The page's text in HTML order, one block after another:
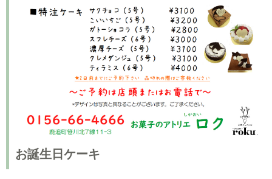
お誕生日ケーキ